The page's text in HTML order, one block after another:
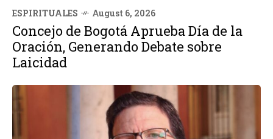
ESPIRITUALES August 6, 2026
Concejo de Bogotá Aprueba Día de la
Oración, Generando Debate sobre
Laicidad